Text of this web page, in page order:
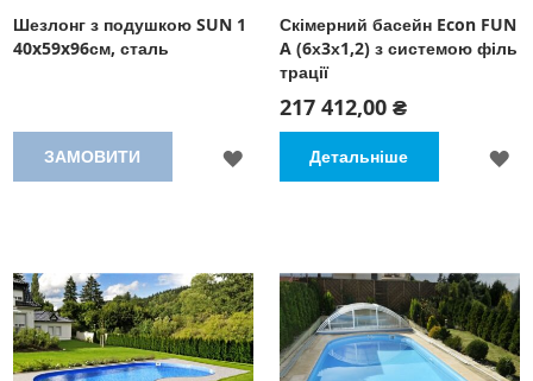
Шезлонг з подушкою SUN 1
40x59x96см, сталь
ЗАМОВИТИ
ДОДАТИ
БАЖАНЬ
Скімерний басейн Econ FUN
A (6х3х1,2) з системою філь
трації
217 412,00 ₴
Детальніше